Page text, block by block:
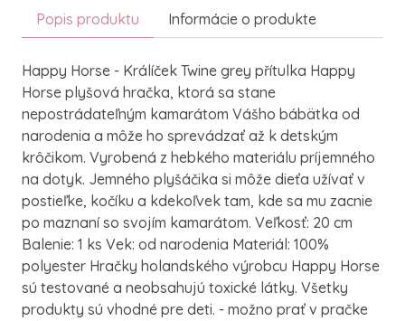
Popis produktu Informácie o produkte
Happy Horse - Králíček Twine grey přítulka Happy
Horse plyšová hračka, ktorá sa stane
nepostrádateľným kamarátom Vášho bábätka od
narodenia a môže ho sprevádzať až k detským
krôčikom. Vyrobená z hebkého materiálu príjemného
na dotyk. Jemného plyšáčika si môže dieťa užívať v
postieľke, kočíku a kdekoľvek tam, kde sa mu zacnie
po maznaní so svojím kamarátom. Veľkosť: 20 cm
Balenie: 1 ks Vek: od narodenia Materiál: 100%
polyester Hračky holandského výrobcu Happy Horse
sú testované a neobsahujú toxické látky. Všetky
produkty sú vhodné pre deti. - možno prať v pračke